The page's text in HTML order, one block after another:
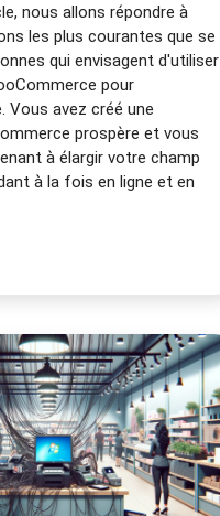
nous allons répondre à
les plus courantes que se
qui envisagent d'utiliser
pour
Vous avez créé une
prospère et vous
à élargir votre champ
à la fois en ligne et en